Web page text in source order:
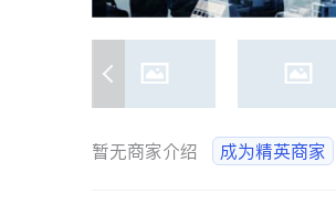
暂无商家介绍 成为精英商家